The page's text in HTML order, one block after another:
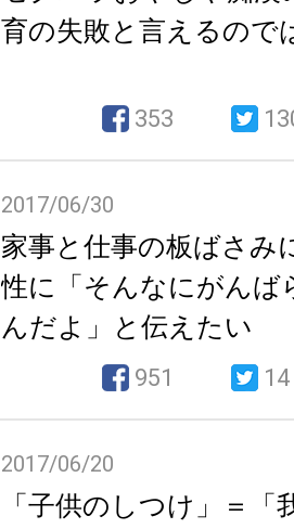
育の失敗と言えるので
353
2017/06/30
家事と仕事の板ばさみ
性に「そんなにがんば
んだよ」と伝えたい
951 14
2017/06/20
「子供のしつけ」＝「